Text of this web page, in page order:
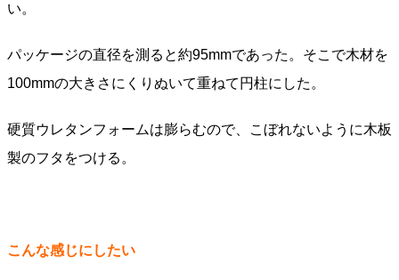
い。
パッケージの直径を測ると約95mmであった。そこで木材を
100mmの大きさにくりぬいて重ねて円柱にした。
硬質ウレタンフォームは膨らむので、こぼれないように木板
製のフタをつける。
こんな感じにしたい